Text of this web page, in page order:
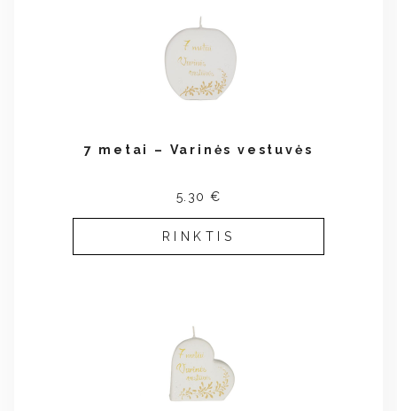
7 metai – Varinės vestuvės
5.30 €
RINKTIS